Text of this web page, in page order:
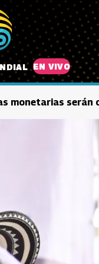
EN VIVO
monetarias serán